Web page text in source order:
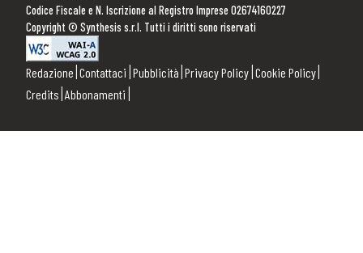
Codice Fiscale e N. Iscrizione al Registro Imprese 02674160227
Copyright © Synthesis s.r.l. Tutti i diritti sono riservati
Redazione Contattaci Pubblicità Privacy Policy Cookie Policy
Credits Abbonamenti